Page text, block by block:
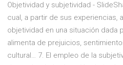
Objetividad y subjetividad -
cual, a partir de sus experiencias,
objetividad en una situación dada
alimenta de prejuicios,
cultural… 7. El empleo de la